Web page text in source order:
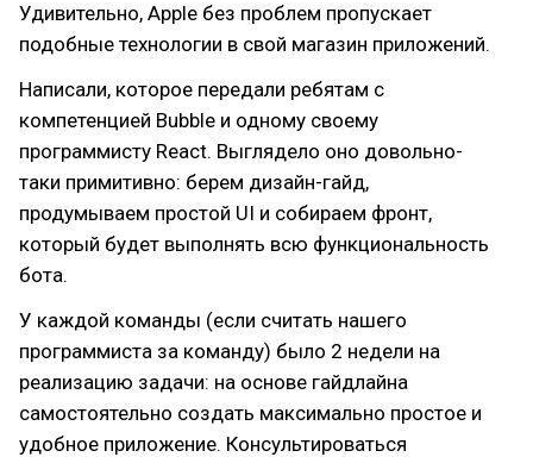
Удивительно, Apple без проблем пропускает
подобные технологии в свой магазин приложений.
Написали, которое передали ребятам с
компетенцией Bubble и одному своему
программисту React. Выглядело оно довольно-
таки примитивно: берем дизайн-гайд,
продумываем простой UI и собираем фронт,
который будет выполнять всю функциональность
бота.
У каждой команды (если считать нашего
программиста за команду) было 2 недели на
реализацию задачи: на основе гайдлайна
самостоятельно создать максимально простое и
удобное приложение. Консультироваться